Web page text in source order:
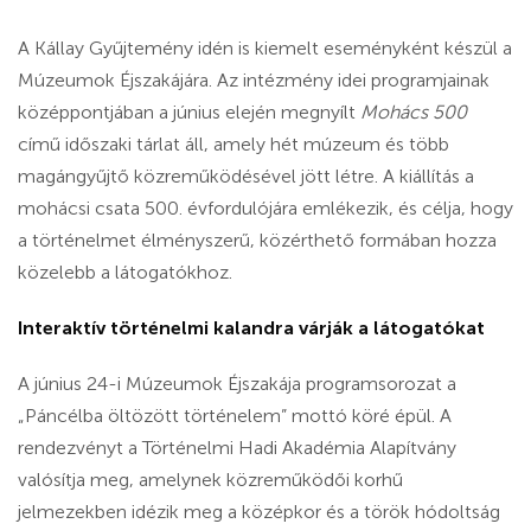
A Kállay Gyűjtemény idén is kiemelt eseményként készül a
Múzeumok Éjszakájára. Az intézmény idei programjainak
középpontjában a június elején megnyílt Mohács 500
című időszaki tárlat áll, amely hét múzeum és több
magángyűjtő közreműködésével jött létre. A kiállítás a
mohácsi csata 500. évfordulójára emlékezik, és célja, hogy
a történelmet élményszerű, közérthető formában hozza
közelebb a látogatókhoz.
Interaktív történelmi kalandra várják a látogatókat
A június 24-i Múzeumok Éjszakája programsorozat a
„Páncélba öltözött történelem” mottó köré épül. A
rendezvényt a Történelmi Hadi Akadémia Alapítvány
valósítja meg, amelynek közreműködői korhű
jelmezekben idézik meg a középkor és a török hódoltság